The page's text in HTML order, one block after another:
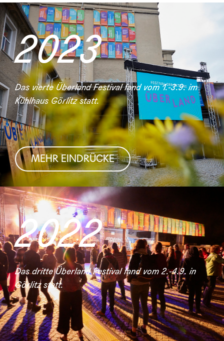
2023
Das vierte Überland Festival fand vom 1.-3.9. im
Kühlhaus Görlitz statt.
MEHR EINDRÜCKE
2022
Das dritte Überland Festival fand vom 2.-4.9. in
Görlitz statt.